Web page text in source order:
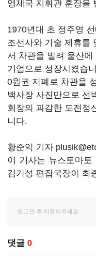
영제국 지휘관 훈장을
1970년대 초 정주영
조선사와 기술 제휴를
서 차관을 빌려 울산
기업으로 성장시켰습
0원권 지폐로 차관을
백사장 사진만으로 선
회장의 과감한 도전정
니다.
황준익 기자
이 기사는 뉴스토마
김기성 편집국장이 최
댓글 0